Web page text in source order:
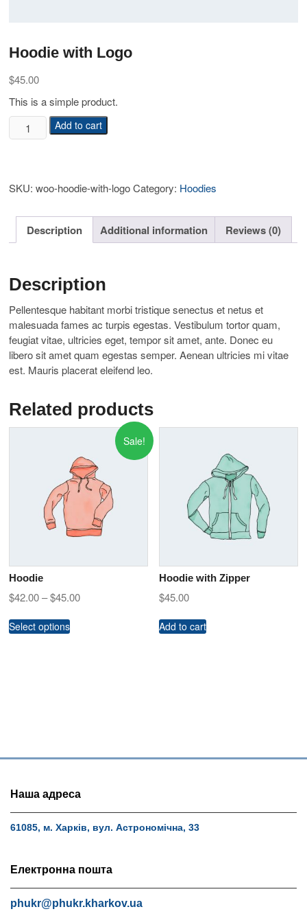
Hoodie with Logo
$45.00
This is a simple product.
Hoodie
with
Add to cart
SKU:woo-hoodie-with-logo Category: Hoodies
Description Additional information Reviews (0)
Description
Pellentesque habitant morbi tristique senectus et netus et
malesuada fames ac turpis egestas. Vestibulum tortor quam,
feugiat vitae, ultricies eget, tempor sit amet, ante. Donec eu
libero sit amet quam egestas semper. Aenean ultricies mi vitae
est. Mauris placerat eleifend leo.
Related products
Sale!
Hoodie
$42.00–$45.00
Select options
Hoodie with Zipper
$45.00
Add to cart
Наша адреса
61085, м. Харків, вул. Астрономічна, 33
Електронна пошта
phukr@phukr.kharkov.ua